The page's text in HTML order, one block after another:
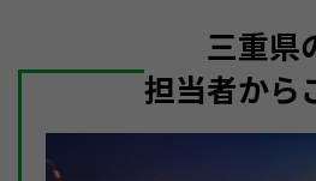
三重県
担当者から